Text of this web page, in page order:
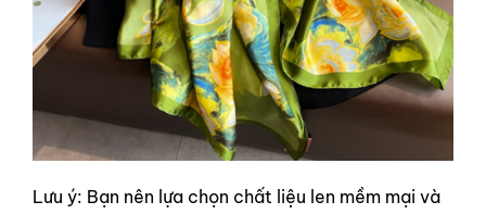
Lưu ý: Bạn nên lựa chọn chất liệu len mềm mại và